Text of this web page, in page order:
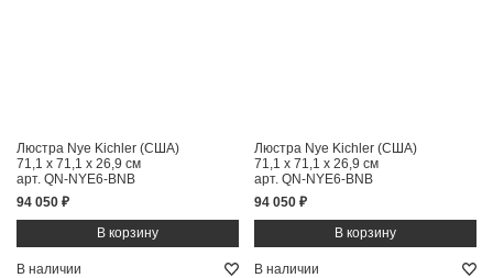
Люстра Nye Kichler (США)
71,1 x 71,1 x 26,9 см
арт. QN-NYE6-BNB
94 050 ₽
Люстра Nye Kichler (США)
71,1 x 71,1 x 26,9 см
арт. QN-NYE6-BNB
94 050 ₽
В наличии В наличии